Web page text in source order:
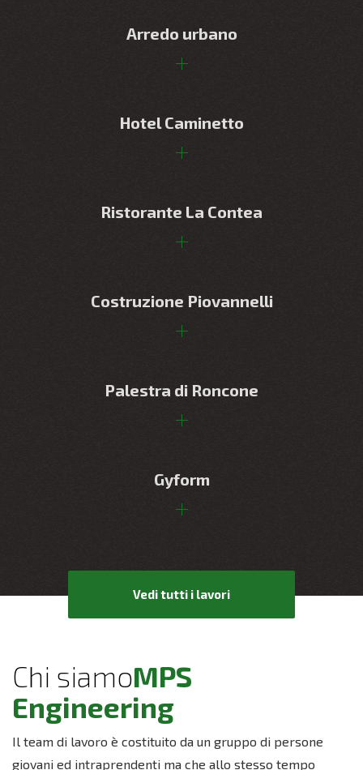
Arredo urbano
Hotel Caminetto
Ristorante La Contea
Costruzione Piovannelli
Palestra di Roncone
Gyform
Vedi tutti i lavori
Chi siamoMPS
Engineering
Il team di lavoro è costituito da un gruppo di persone
giovani ed intraprendenti ma che allo stesso tempo